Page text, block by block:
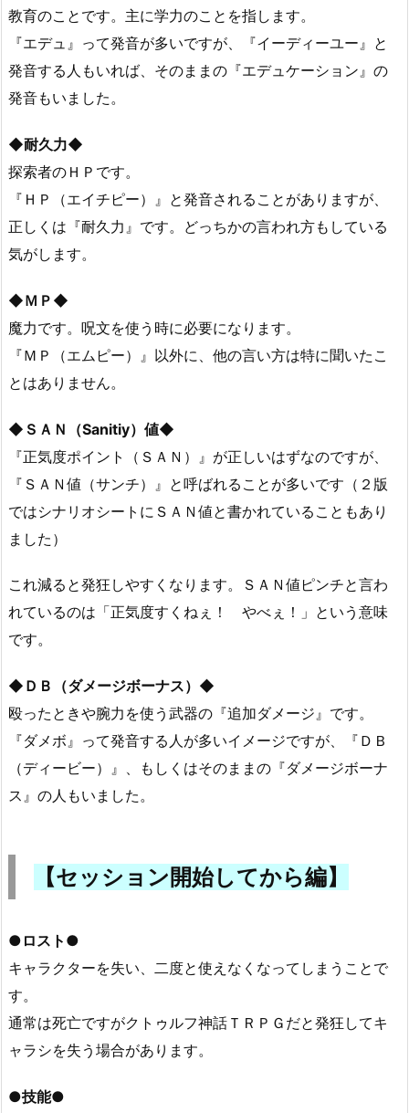
教育のことです。主に学力のことを指します。
『エデュ』って発音が多いですが、『イーディーユー』と
発音する人もいれば、そのままの『エデュケーション』の
発音もいました。
◆耐久力◆
探索者のＨＰです。
『ＨＰ（エイチピー）』と発音されることがありますが、
正しくは『耐久力』です。どっちかの言われ方もしている
気がします。
◆ＭＰ◆
魔力です。呪文を使う時に必要になります。
『ＭＰ（エムピー）』以外に、他の言い方は特に聞いたこ
とはありません。
◆ＳＡＮ（Sanitiy）値◆
『正気度ポイント（ＳＡＮ）』が正しいはずなのですが、
『ＳＡＮ値（サンチ）』と呼ばれることが多いです（２版
ではシナリオシートにＳＡＮ値と書かれていることもあり
ました）
これ減ると発狂しやすくなります。ＳＡＮ値ピンチと言わ
れているのは「正気度すくねぇ！ やべぇ！」という意味
です。
◆ＤＢ（ダメージボーナス）◆
殴ったときや腕力を使う武器の『追加ダメージ』です。
『ダメボ』って発音する人が多いイメージですが、『ＤＢ
（ディービー）』、もしくはそのままの『ダメージボーナ
ス』の人もいました。
【セッション開始してから編】
●ロスト●
キャラクターを失い、二度と使えなくなってしまうことで
す。
通常は死亡ですがクトゥルフ神話ＴＲＰＧだと発狂してキ
ャラシを失う場合があります。
●技能●